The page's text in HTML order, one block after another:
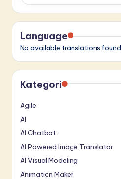
A
I
&
o
f
t
w
a
r
e
Language
No available translations found
Kategori
Agile
AI
AI Chatbot
AI Powered Image Translator
AI Visual Modeling
Animation Maker